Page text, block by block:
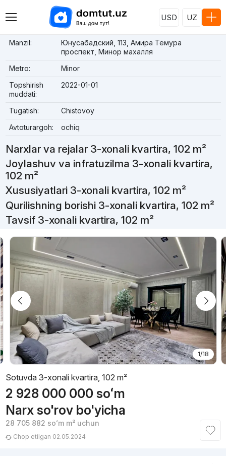
USD UZ
Manzil:
Юнусабадский, 113, Амира Темура
проспект, Минор махалля
Metro:
Minor
Topshirish
muddati:
2022-01-01
Tugatish:
Chistovoy
Avtoturargoh:
ochiq
Narxlar va rejalar 3-xonali kvartira, 102 m²
Joylashuv va infratuzilma 3-xonali kvartira,
102 m²
Xususiyatlari 3-xonali kvartira, 102 m²
Qurilishning borishi 3-xonali kvartira, 102 m²
Tavsif 3-xonali kvartira, 102 m²
1/18
Sotuvda 3-xonali kvartira, 102 m²
2 928 000 000 soʻm
Narx so'rov bo'yicha
28 705 882 soʻmm² uchun
Chop etilgan 02.05.2024